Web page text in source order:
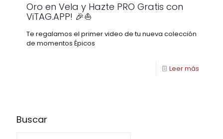
Oro en Vela y Hazte PRO Gratis con
ViTAG.APP! 🎉⛵
Te regalamos el primer video de tu nueva colección
de momentos Épicos
Leer más
Buscar